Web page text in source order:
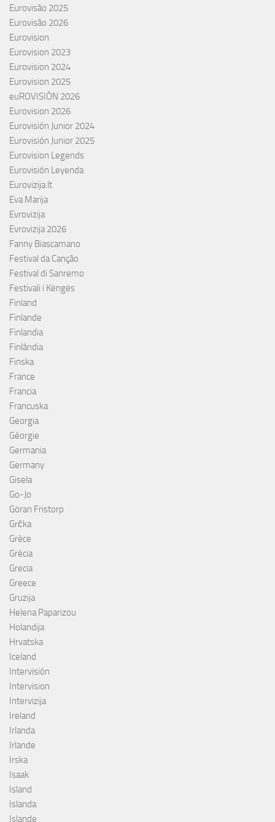
Eurovisão 2025
Eurovisão 2026
Eurovision
Eurovision 2023
Eurovision 2024
Eurovision 2025
euROVISIÓN 2026
Eurovision 2026
Eurovisión Junior 2024
Eurovisión Junior 2025
Eurovision Legends
Eurovisión Leyenda
Eurovizija.lt
Eva Marija
Evrovizija
Evrovizija 2026
Fanny Biascamano
Festival da Canção
Festival di Sanremo
Festivali i Këngës
Finland
Finlande
Finlandia
Finlândia
Finska
France
Francia
Francuska
Georgia
Géorgie
Germania
Germany
Gisela
Go-Jo
Göran Fristorp
Grčka
Grèce
Grécia
Grecia
Greece
Gruzija
Helena Paparizou
Holandija
Hrvatska
Iceland
Intervisión
Intervision
Intervizija
Ireland
Irlanda
Irlande
Irska
Isaak
Island
Islanda
Islande